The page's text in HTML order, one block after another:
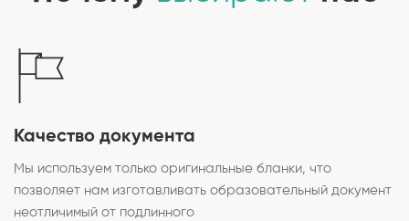
Качество документа
Мы используем только оригинальные бланки, что
позволяет нам изготавливать образовательный документ
неотличимый от подлинного